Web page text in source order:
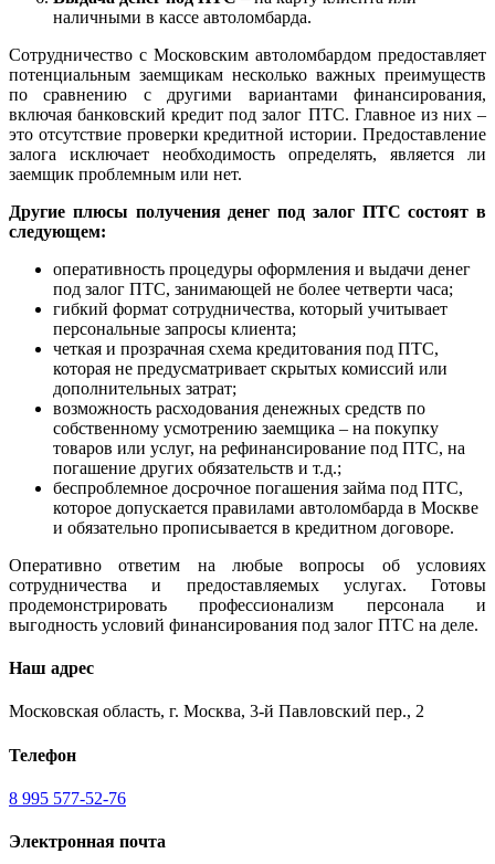
наличными в кассе автоломбарда.
Сотрудничество с Московским автоломбардом предоставляет
потенциальным заемщикам несколько важных преимуществ
по сравнению с другими вариантами финансирования,
включая банковский кредит под залог ПТС. Главное из них –
это отсутствие проверки кредитной истории. Предоставление
залога исключает необходимость определять, является ли
заемщик проблемным или нет.
Другие плюсы получения денег под залог ПТС состоят в
следующем:
оперативность процедуры оформления и выдачи денег
под залог ПТС, занимающей не более четверти часа;
гибкий формат сотрудничества, который учитывает
персональные запросы клиента;
четкая и прозрачная схема кредитования под ПТС,
которая не предусматривает скрытых комиссий или
дополнительных затрат;
возможность расходования денежных средств по
собственному усмотрению заемщика – на покупку
товаров или услуг, на рефинансирование под ПТС, на
погашение других обязательств и т.д.;
беспроблемное досрочное погашения займа под ПТС,
которое допускается правилами автоломбарда в Москве
и обязательно прописывается в кредитном договоре.
Оперативно ответим на любые вопросы об условиях
сотрудничества и предоставляемых услугах. Готовы
продемонстрировать профессионализм персонала и
выгодность условий финансирования под залог ПТС на деле.
Наш адрес
Московская область, г. Москва, 3-й Павловский пер., 2
Телефон
8 995 577-52-76
Электронная почта